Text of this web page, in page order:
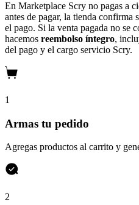
En Marketplace Scry no pagas a
antes de pagar, la tienda confirma
el pago. Si la venta pagada no se
hacemos reembolso íntegro,
del pago y el cargo servicio Scry.
1
Armas tu pedido
Agregas productos al carrito y
2